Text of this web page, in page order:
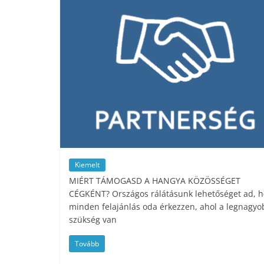
Kiemelt
MIÉRT TÁMOGASD A HANGYA KÖZÖSSÉGET
CÉGKÉNT? Országos rálátásunk lehetőséget ad,
minden felajánlás oda érkezzen, ahol a
szükség van
Tovább